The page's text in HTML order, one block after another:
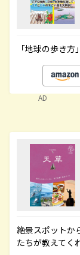
「地球の歩き
AD
絶景スポットか
たちが教えてく